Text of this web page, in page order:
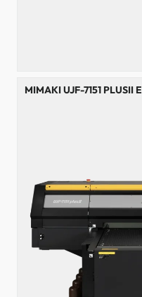
MIMAKI UJF-7151 PLUSII E